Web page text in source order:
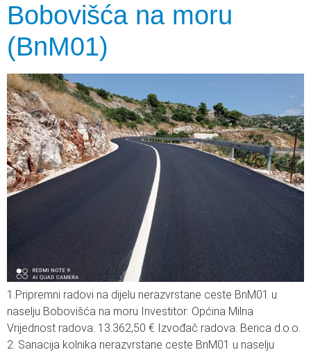
Bobovišća na moru
(BnM01)
1.Pripremni radovi na dijelu nerazvrstane ceste BnM01 u
naselju Bobovišća na moru Investitor: Općina Milna
Vrijednost radova: 13.362,50 € Izvođač radova: Berica d.o.o.
2. Sanacija kolnika nerazvrstane ceste BnM01 u naselju